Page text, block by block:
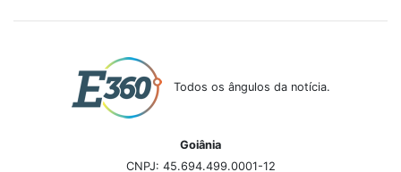
Todos os ângulos da notícia.
Goiânia
CNPJ: 45.694.499.0001-12